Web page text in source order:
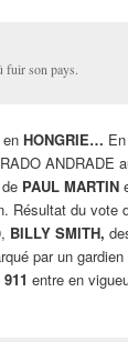
fuir son pays.
enHONGRIE…
ANDRADE
PAUL MARTIN
Résultat du vote
BILLY SMITH,
par un
911 entre en